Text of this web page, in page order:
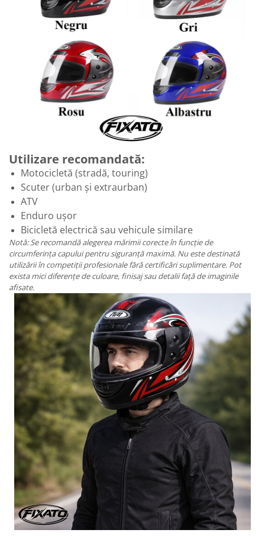
Utilizare recomandată:
Motocicletă (stradă, touring)
Scuter (urban și extraurban)
ATV
Enduro ușor
Bicicletă electrică sau vehicule similare
Notă: Se recomandă alegerea mărimii corecte în funcție de
circumferința capului pentru siguranță maximă. Nu este destinată
utilizării în competiții profesionale fără certificări suplimentare. Pot
exista mici diferențe de culoare, finisaj sau detalii față de imaginile
afisate.